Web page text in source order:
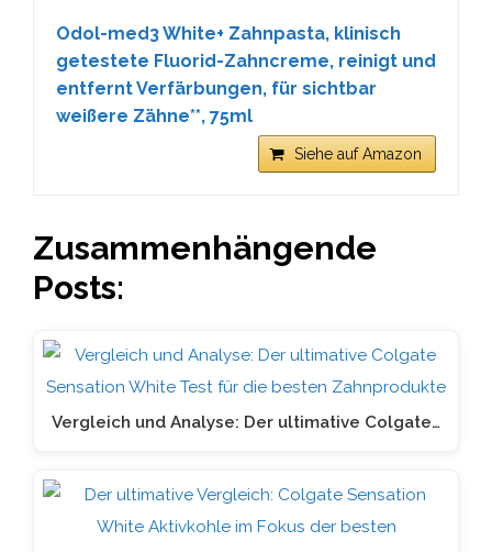
Odol-med3 White+ Zahnpasta, klinisch
getestete Fluorid-Zahncreme, reinigt und
entfernt Verfärbungen, für sichtbar
weißere Zähne**, 75ml
Siehe auf Amazon
Zusammenhängende
Posts:
Vergleich und Analyse: Der ultimative Colgate…